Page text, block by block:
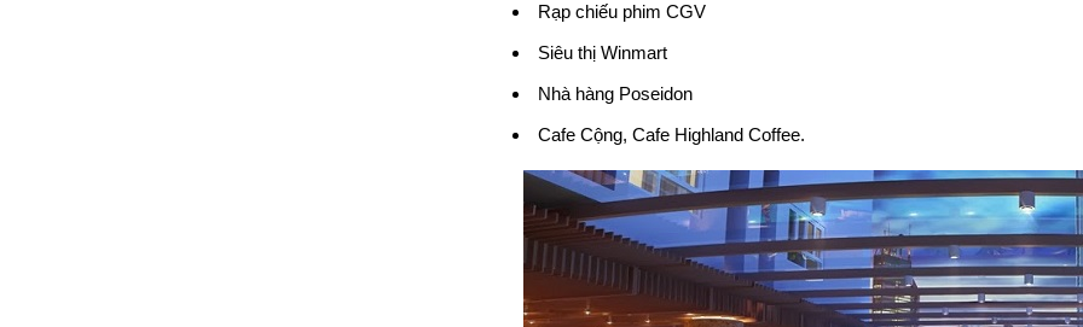
Rạp chiếu phim CGV
Siêu thị Winmart
Nhà hàng Poseidon
Cafe Cộng, Cafe Highland Coffee.